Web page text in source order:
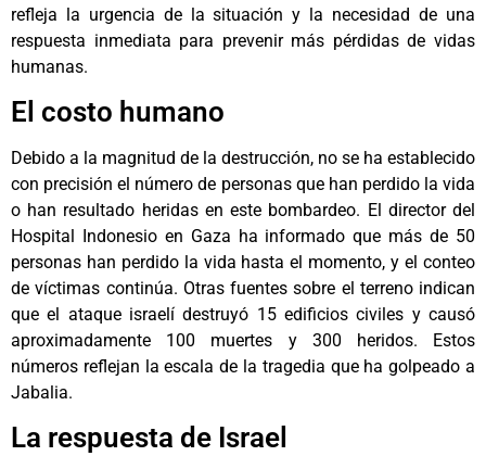
refleja la urgencia de la situación y la necesidad de una
respuesta inmediata para prevenir más pérdidas de vidas
humanas.
El costo humano
Debido a la magnitud de la destrucción, no se ha establecido
con precisión el número de personas que han perdido la vida
o han resultado heridas en este bombardeo. El director del
Hospital Indonesio en Gaza ha informado que más de 50
personas han perdido la vida hasta el momento, y el conteo
de víctimas continúa. Otras fuentes sobre el terreno indican
que el ataque israelí destruyó 15 edificios civiles y causó
aproximadamente 100 muertes y 300 heridos. Estos
números reflejan la escala de la tragedia que ha golpeado a
Jabalia.
La respuesta de Israel